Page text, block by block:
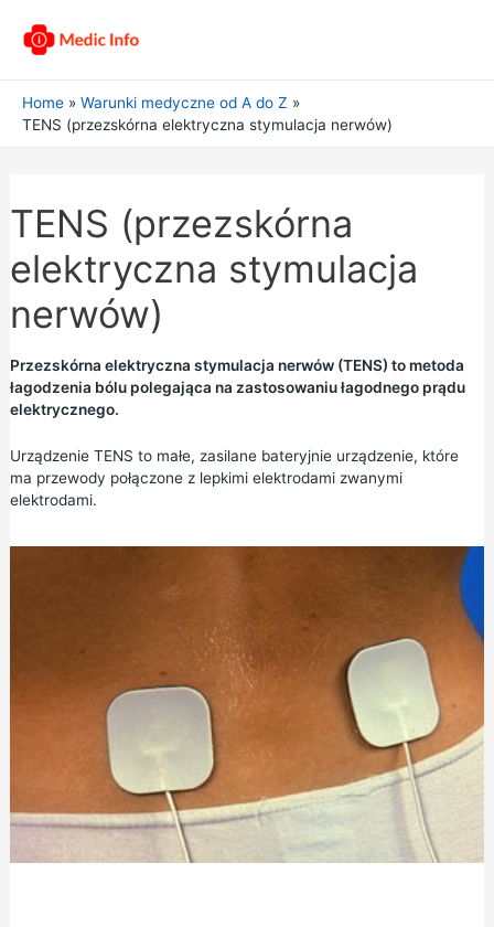
Home
Warunki medyczne od A do Z
TENS (przezskórna elektryczna stymulacja nerwów)
TENS (przezskórna
elektryczna stymulacja
nerwów)
Przezskórna elektryczna stymulacja nerwów (TENS) to metoda
łagodzenia bólu polegająca na zastosowaniu łagodnego prądu
elektrycznego.
Urządzenie TENS to małe, zasilane bateryjnie urządzenie, które
ma przewody połączone z lepkimi elektrodami zwanymi
elektrodami.